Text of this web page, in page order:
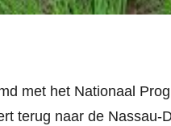
met het Nationaal
terug naar de Nassau-